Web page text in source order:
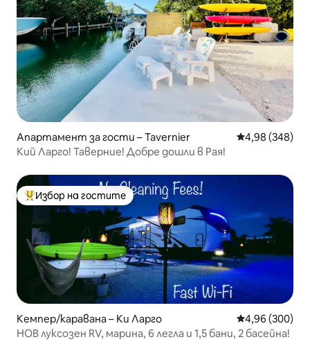
Апартамент за гости – Tavernier Средна
4,98 (348)
Кий Ларго! Таверние! Добре дошли в Рая!
Най-популярен избор на гостите
Избор на гостите
Кемпер/каравана – Ки Ларго Средна
4,96 (300)
НОВ луксозен RV, марина, 6 легла и 1,5 бани, 2 басейна!